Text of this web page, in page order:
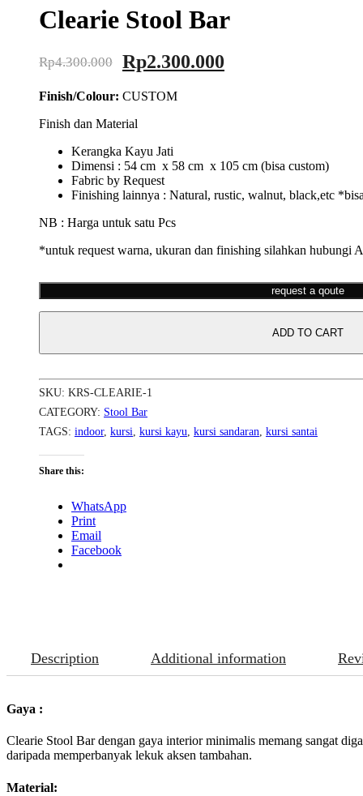
Clearie Stool Bar
Rp4.300.000 Rp2.300.000
Finish/Colour: CUSTOM
Finish dan Material
Kerangka Kayu Jati
Dimensi : 54 cm x 58 cm x 105 cm (bisa custom)
Fabric by Request
Finishing lainnya : Natural, rustic, walnut, black,etc
NB : Harga untuk satu Pcs
*untuk request warna, ukuran dan finishing silahkan hubungi
request a qoute
ADD TO CART
SKU: KRS-CLEARIE-1
CATEGORY: Stool Bar
TAGS: indoor, kursi, kursi kayu, kursi sandaran, kursi santai
Share this:
WhatsApp
Print
Email
Facebook
Description Additional information
Gaya :
Clearie Stool Bar dengan gaya interior minimalis memang sangat
daripada memperbanyak lekuk aksen tambahan.
Material: